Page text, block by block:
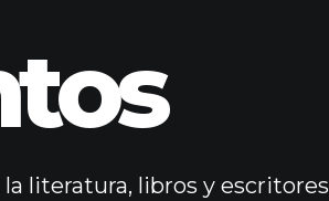
literatura, libros y escritores